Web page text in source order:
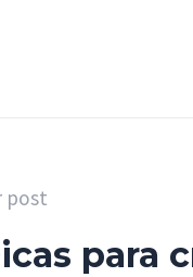
post
para